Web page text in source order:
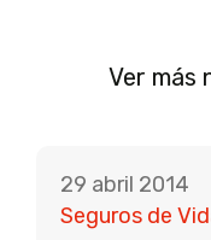
Ver más
29 abril 2014
Seguros de